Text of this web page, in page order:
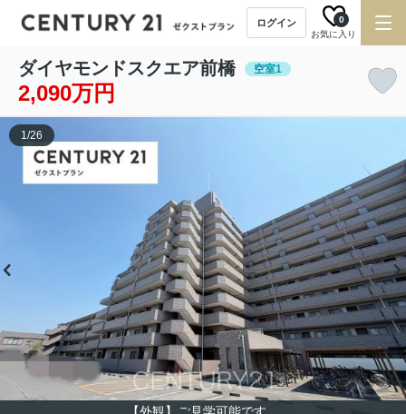
ログイン
お気に入り
0
ダイヤモンドスクエア前橋 空室1
2,090万円
1/26